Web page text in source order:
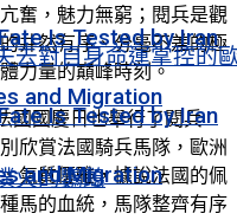
Is Tested by Iran
and Migration
火的鸚鵡
去對自身命運掌控的
Is Tested by Iran
and Migration
奮，魅力無窮；閱兵是觀
井然有序、分毫不差的極
力量的巔峰時刻。
國國慶日也舉行了閱兵
欣賞法國騎兵馬隊，歐洲
氣質優雅，據說法國的佩
馬的血統，馬隊整齊有序